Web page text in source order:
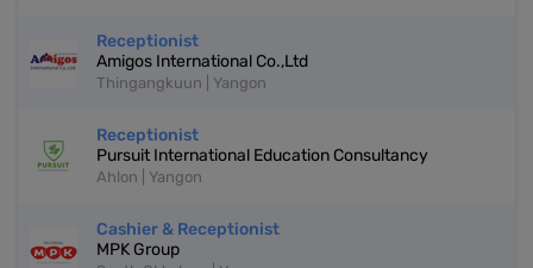
Receptionist
Amigos International Co.,Ltd
Thingangkuun | Yangon
Receptionist
Pursuit International Education Consultancy
Ahlon | Yangon
Cashier & Receptionist
MPK Group